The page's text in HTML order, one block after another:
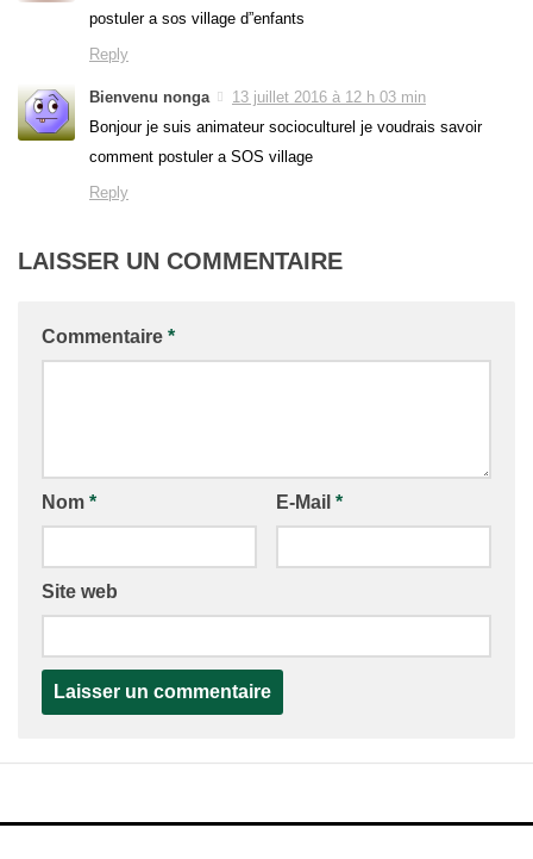
postuler a sos village d”enfants
Reply
Bienvenu nonga
13 juillet 2016 à 12 h 03 min
Bonjour je suis animateur socioculturel je voudrais savoir
comment postuler a SOS village
Reply
LAISSER UN COMMENTAIRE
Commentaire *
Nom * E-Mail *
Site web